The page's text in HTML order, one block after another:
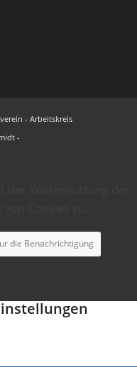
- Arbeitskreis
-
die Benachrichtigung